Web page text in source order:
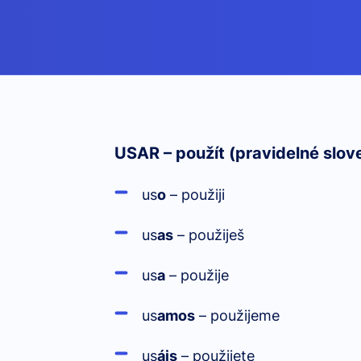
USAR – použít (pravidelné
uso – použiji
usas – použiješ
usa – použije
usamos – použijeme
usáis – použijete